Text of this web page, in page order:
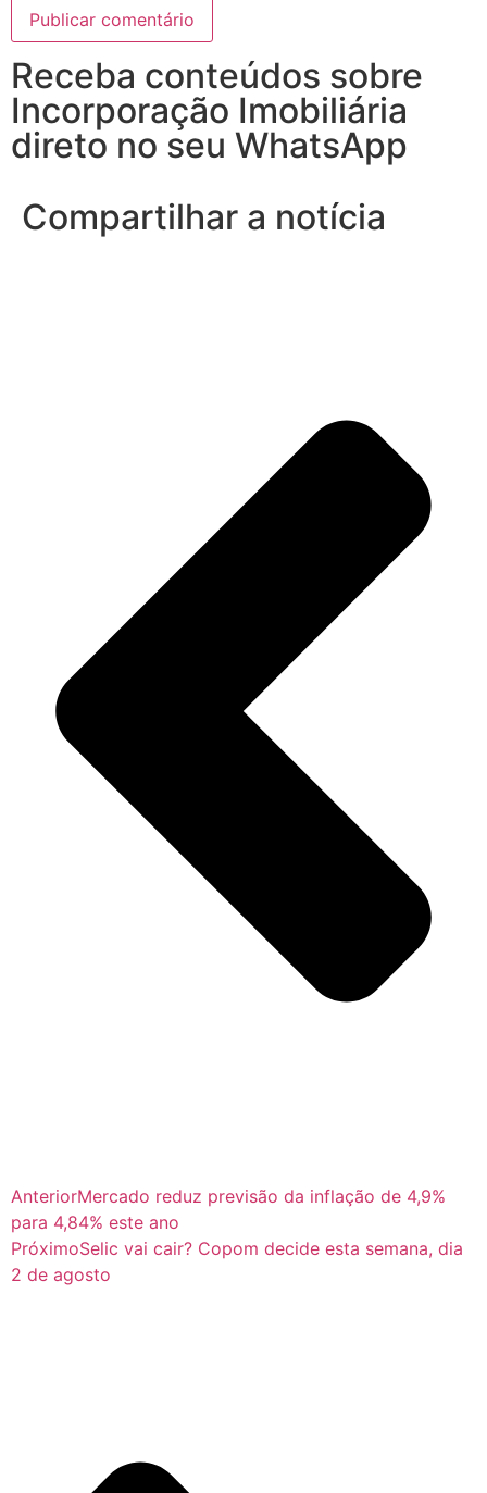
Receba conteúdos sobre
Incorporação Imobiliária
direto no seu WhatsApp
Compartilhar a notícia
AnteriorMercado reduz previsão da inflação de 4,9%
para 4,84% este ano
PróximoSelic vai cair? Copom decide esta semana, dia
2 de agosto